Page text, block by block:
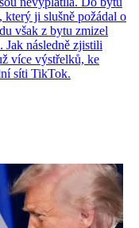
který ji slušně požádal o
však z bytu zmizel
následně zjistili
více výstřelků, ke
síti TikTok.